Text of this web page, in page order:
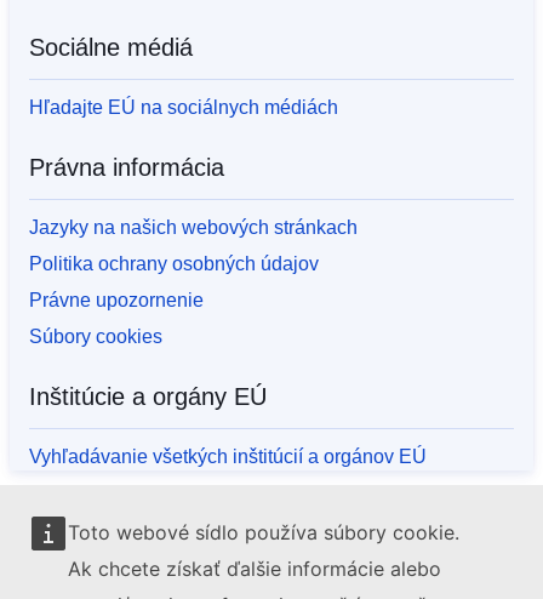
Toto webové sídlo používa súbory cookie.
Ak chcete získať ďalšie informácie alebo
Sociálne médiá
Hľadajte EÚ na sociálnych médiách
Právna informácia
Jazyky na našich webových stránkach
Politika ochrany osobných údajov
Právne upozornenie
Súbory cookies
Inštitúcie a orgány EÚ
Vyhľadávanie všetkých inštitúcií a orgánov EÚ